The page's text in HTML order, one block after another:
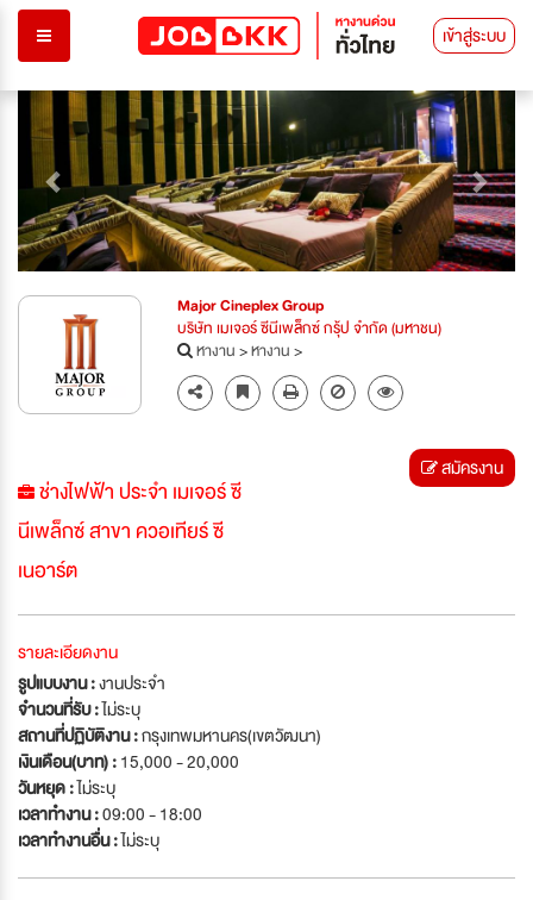
เข้าสู่ระบบ
Previous Next
Major Cineplex Group
บริษัท เมเจอร์ ซีนีเพล็กซ์ กรุ้ป จำกัด (มหาชน)
หางาน>หางาน>
ช่างไฟฟ้า ประจำ เมเจอร์ ซี
นีเพล็กซ์ สาขา ควอเทียร์ ซี
เนอาร์ต
สมัครงาน
รายละเอียดงาน
รูปแบบงาน :งานประจำ
จำนวนที่รับ :ไม่ระบุ
สถานที่ปฏิบัติงาน :กรุงเทพมหานคร(เขตวัฒนา)
เงินเดือน(บาท) :15,000 - 20,000
วันหยุด :ไม่ระบุ
เวลาทำงาน :09:00 - 18:00
เวลาทำงานอื่น :ไม่ระบุ